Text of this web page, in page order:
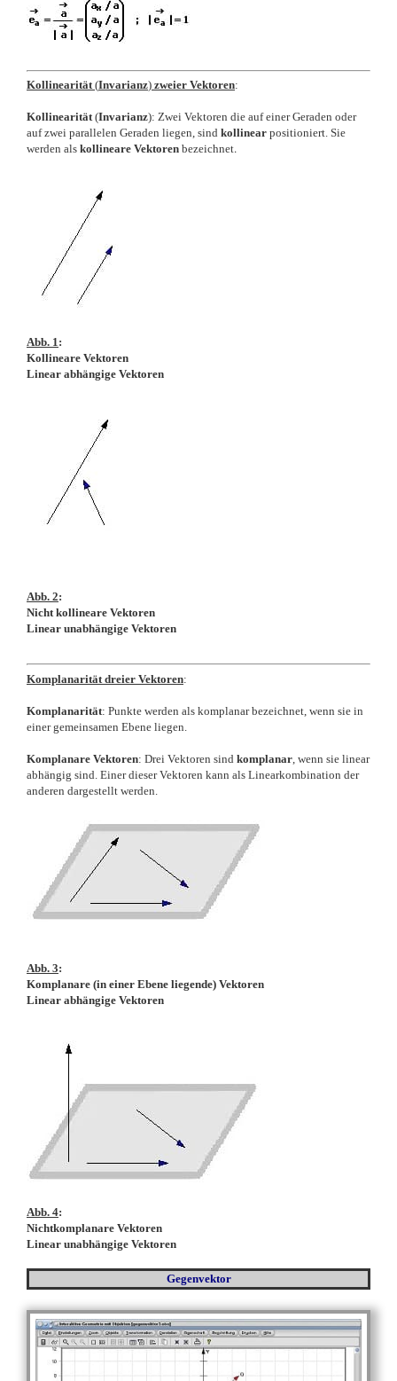
Kollinearität(Invarianz) zweier Vektoren:
Kollinearität(Invarianz): Zwei Vektoren die auf einer Geraden oder
auf zwei parallelen Geraden liegen, sind kollinear positioniert. Sie
werden als kollineare Vektoren bezeichnet.
Abb. 1:
Kollineare Vektoren
Linear abhängige Vektoren
Abb. 2:
Nicht kollineare Vektoren
Linear unabhängige Vektoren
Komplanarität dreier Vektoren:
Komplanarität: Punkte werden als komplanar bezeichnet, wenn sie in
einer gemeinsamen Ebene liegen.
Komplanare Vektoren: Drei Vektoren sind komplanar , wenn sie linear
abhängig sind. Einer dieser Vektoren kann als Linearkombination der
anderen dargestellt werden.
Abb. 3:
Komplanare (in einer Ebene liegende) Vektoren
Linear abhängige Vektoren
Abb. 4:
Nichtkomplanare Vektoren
Linear unabhängige Vektoren
Gegenvektor